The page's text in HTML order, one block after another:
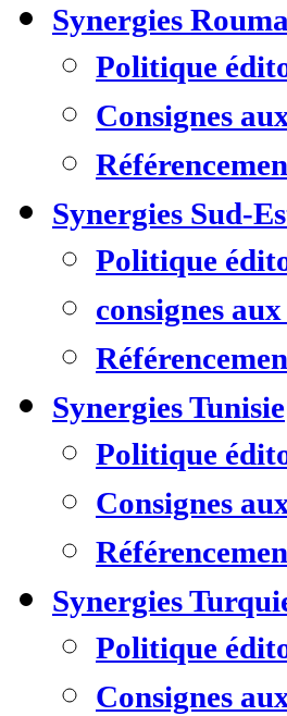
Synergies
Politique
Consignes
Synergies Sud-
Politique
consignes
Synergies Tunisie
Politique
Consignes
Synergies
Politique
Consignes